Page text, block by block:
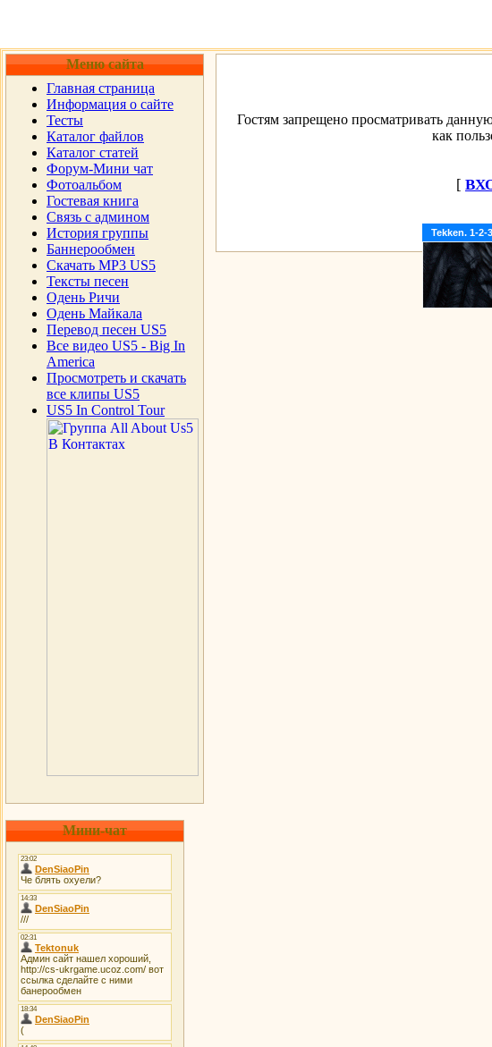
Меню сайта
Главная страница
Информация о сайте
Тесты
Каталог файлов
Каталог статей
Форум-Мини чат
Фотоальбом
Гостевая книга
Cвязь с админом
История группы
Баннерообмен
Скачать MP3 US5
Тексты песен
Одень Ричи
Одень Майкала
Перевод песен US5
Все видео US5 - Big In
America
Просмотреть и скачать
все клипы US5
US5 In Control Tour
Tekken.
Мини-чат
Гостям запрещено просматривать
как
[